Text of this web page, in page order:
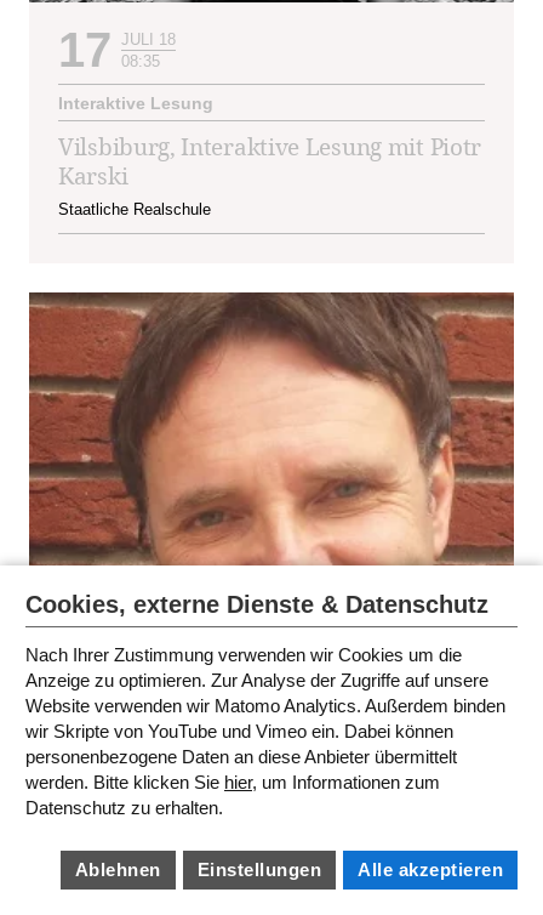
17 JULI 18
08:35
Interaktive Lesung
Vilsbiburg, Interaktive Lesung mit Piotr
Karski
Staatliche Realschule
17 JULI 18
Autorenlesung
Cookies, externe Dienste & Datenschutz
Nach Ihrer Zustimmung verwenden wir Cookies um die
Anzeige zu optimieren. Zur Analyse der Zugriffe auf unsere
Website verwenden wir Matomo Analytics. Außerdem binden
wir Skripte von YouTube und Vimeo ein. Dabei können
personenbezogene Daten an diese Anbieter übermittelt
werden. Bitte klicken Sie hier, um Informationen zum
Datenschutz zu erhalten.
Ablehnen Einstellungen Alle akzeptieren